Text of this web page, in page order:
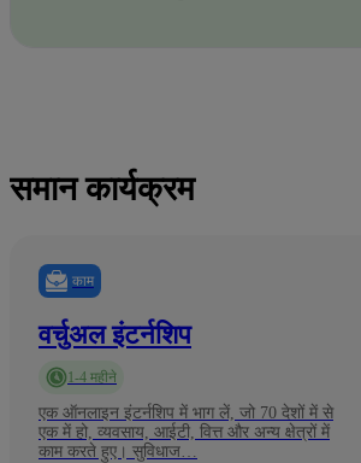
समान कार्यक्रम
काम
वर्चुअल इंटर्नशिप
1-4 महीने
एक ऑनलाइन इंटर्नशिप में भाग लें, जो 70 देशों में से
एक में हो, व्यवसाय, आईटी, वित्त और अन्य क्षेत्रों में
काम करते हुए। सुविधाज…